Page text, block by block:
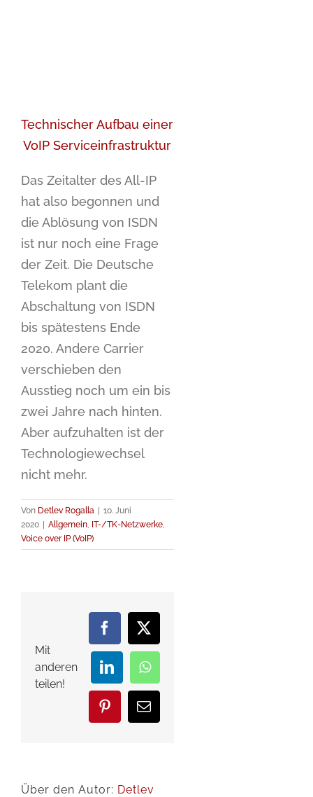
Technischer Aufbau einer
VoIP Serviceinfrastruktur
Das Zeitalter des All-IP
hat also begonnen und
die Ablösung von ISDN
ist nur noch eine Frage
der Zeit. Die Deutsche
Telekom plant die
Abschaltung von ISDN
bis spätestens Ende
2020. Andere Carrier
verschieben den
Ausstieg noch um ein bis
zwei Jahre nach hinten.
Aber aufzuhalten ist der
Technologiewechsel
nicht mehr.
Von Detlev Rogalla
10. Juni
2020
Allgemein, IT-/TK-Netzwerke,
Voice over IP (VoIP)
Mit
anderen
teilen!
Facebook
X
LinkedInWhatsApp
Pinterest
E-
Mail
Über den Autor: Detlev